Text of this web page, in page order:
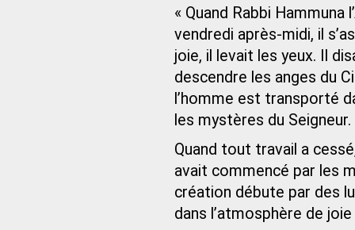
« Quand Rabbi Hammuna
vendredi après-midi, il
joie, il levait les yeux. Il
descendre les anges du
l’homme est transporté
les mystères du
Quand tout travail a
avait commencé par les
création débute par des
dans l’atmosphère de